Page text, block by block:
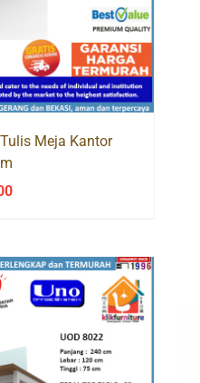
Meja Kantor
Current
Rp981,000.